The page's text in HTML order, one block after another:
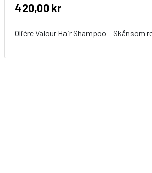
420,00 kr
Olière Valour Hair Shampoo – Skånsom